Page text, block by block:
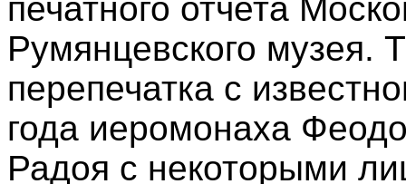
печатного отчета
Румянцевского музея.
перепечатка с
года иеромонаха
Радоя с некоторыми